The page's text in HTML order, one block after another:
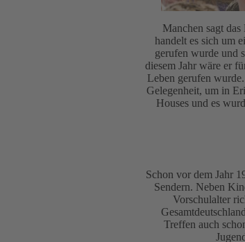
Manchen sagt
handelt es sich um
gerufen wurde und
diesem Jahr wäre er
Leben gerufen
Gelegenheit, um in
Houses und es
Schon vor dem Jahr
Sendern. Neben
Vorschulalter
Treffen auch